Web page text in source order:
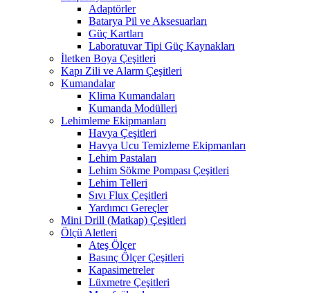
Adaptörler
Batarya Pil ve Aksesuarları
Güç Kartları
Laboratuvar Tipi Güç Kaynakları
İletken Boya Çeşitleri
Kapı Zili ve Alarm Çeşitleri
Kumandalar
Klima Kumandaları
Kumanda Modülleri
Lehimleme Ekipmanları
Havya Çeşitleri
Havya Ucu Temizleme Ekipmanları
Lehim Pastaları
Lehim Sökme Pompası Çeşitleri
Lehim Telleri
Sıvı Flux Çeşitleri
Yardımcı Gereçler
Mini Drill (Matkap) Çeşitleri
Ölçü Aletleri
Ateş Ölçer
Basınç Ölçer Çeşitleri
Kapasimetreler
Lüxmetre Çeşitleri